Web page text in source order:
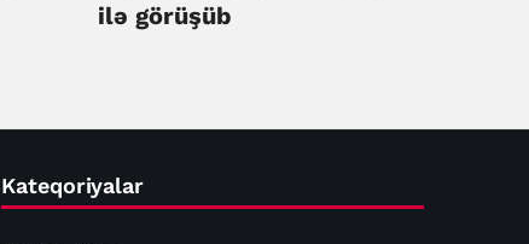
ilə görüşüb
Kateqoriyalar